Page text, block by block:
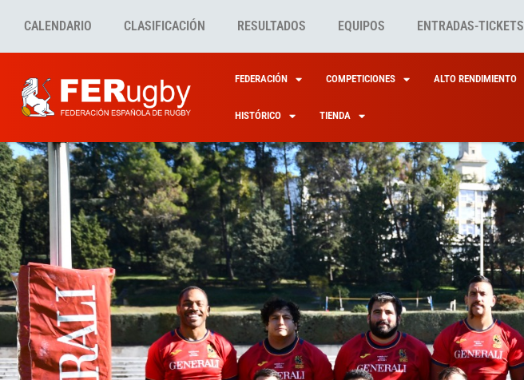
CALENDARIO CLASIFICACIÓN RESULTADOS EQUIPOS ENTRADAS-TICKETS
FEDERACIÓN COMPETICIONES ALTO RENDIMIENTO
HISTÓRICO TIENDA